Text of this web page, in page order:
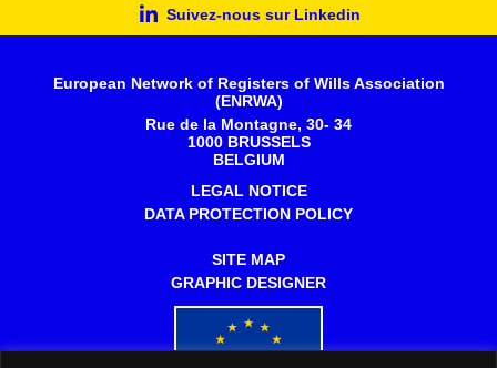
Suivez-nous sur Linkedin
European Network of Registers of Wills Association
(ENRWA)
Rue de la Montagne, 30- 34
1000 BRUSSELS
BELGIUM
LEGAL NOTICE
DATA PROTECTION POLICY
SITE MAP
GRAPHIC DESIGNER